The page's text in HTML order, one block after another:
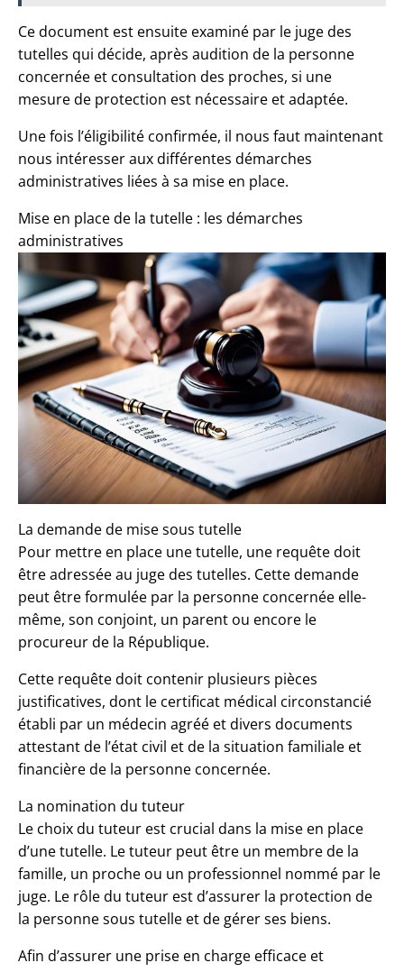
Ce document est ensuite examiné par le juge des
tutelles qui décide, après audition de la personne
concernée et consultation des proches, si une
mesure de protection est nécessaire et adaptée.
Une fois l’éligibilité confirmée, il nous faut maintenant
nous intéresser aux différentes démarches
administratives liées à sa mise en place.
Mise en place de la tutelle : les démarches
administratives
La demande de mise sous tutelle
Pour mettre en place une tutelle, une requête doit
être adressée au juge des tutelles. Cette demande
peut être formulée par la personne concernée elle-
même, son conjoint, un parent ou encore le
procureur de la République.
Cette requête doit contenir plusieurs pièces
justificatives, dont le certificat médical circonstancié
établi par un médecin agréé et divers documents
attestant de l’état civil et de la situation familiale et
financière de la personne concernée.
La nomination du tuteur
Le choix du tuteur est crucial dans la mise en place
d’une tutelle. Le tuteur peut être un membre de la
famille, un proche ou un professionnel nommé par le
juge. Le rôle du tuteur est d’assurer la protection de
la personne sous tutelle et de gérer ses biens.
Afin d’assurer une prise en charge efficace et